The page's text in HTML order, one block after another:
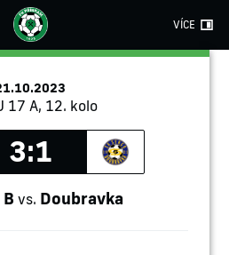
VÍCE
17 A, 12. kolo
3:1
vs. Doubravka